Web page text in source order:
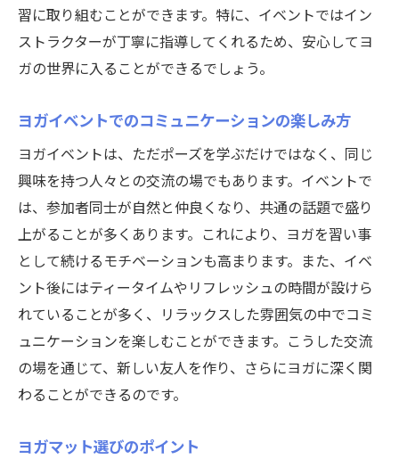
習に取り組むことができます。特に、イベントではイン
ストラクターが丁寧に指導してくれるため、安心してヨ
ガの世界に入ることができるでしょう。
ヨガイベントでのコミュニケーションの楽しみ方
ヨガイベントは、ただポーズを学ぶだけではなく、同じ
興味を持つ人々との交流の場でもあります。イベントで
は、参加者同士が自然と仲良くなり、共通の話題で盛り
上がることが多くあります。これにより、ヨガを習い事
として続けるモチベーションも高まります。また、イベ
ント後にはティータイムやリフレッシュの時間が設けら
れていることが多く、リラックスした雰囲気の中でコミ
ュニケーションを楽しむことができます。こうした交流
の場を通じて、新しい友人を作り、さらにヨガに深く関
わることができるのです。
ヨガマット選びのポイント